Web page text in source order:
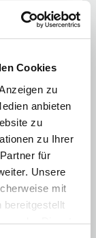
Cookies
zu
anbieten
zu
zu Ihrer
für
Unsere
mit
bereitgestellt
der Dienste
und
mit